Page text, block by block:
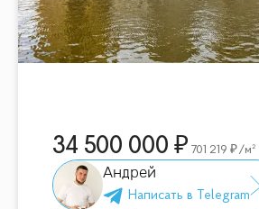
34 500 000 701 219 /м²
Андрей